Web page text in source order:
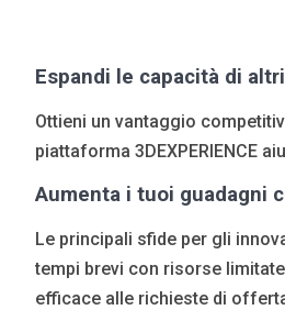
Espandi le capacità di
Ottieni un vantaggio
piattaforma 3DEXPERIENCE
Aumenta i tuoi guadagni
Le principali sfide per gli
tempi brevi con risorse
efficace alle richieste di